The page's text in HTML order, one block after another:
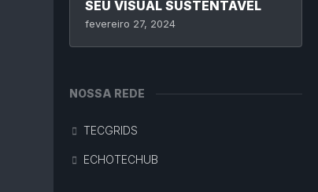
SEU VISUAL SUSTENTÁVEL
fevereiro 27, 2024
NOSSA REDE
TECGRIDS
ECHOTECHUB